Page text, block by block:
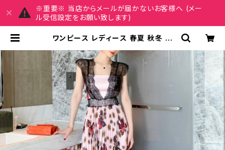
※重要※ 当店からメールが届かないお客様へ (メー
ル受信設定をお願い致します)
ワンピース レディース 春夏 秋冬 春
ドレス 花柄ワンピース マキシワンピ
ース ワンピースドレス フラワー ロン
グ丈ワンピ ドレスワンピース プリー
ツワンピース ロングワンピース ノー
スリーブ エレガント ピンク お呼ばれ
結婚式 パーティードレス ノースリー
ブワンピース 大人 カジュアル 10代 2
0代 30代 40代 C-OSS0068 | M
Y CHARM マイチャーム ワンピース
スカート レディースファッション 通販